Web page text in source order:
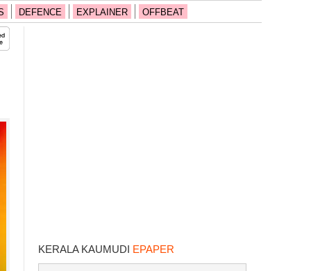
DEFENCE EXPLAINER OFFBEAT
KERALA KAUMUDI EPAPER